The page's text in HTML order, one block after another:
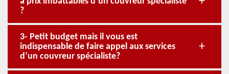
?
3- Petit budget mais il vous est
indispensable de faire appel aux services
d’un couvreur spécialiste?